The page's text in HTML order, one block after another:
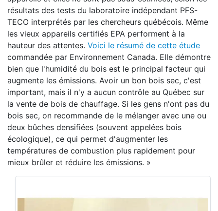
résultats des tests du laboratoire indépendant PFS-
TECO interprétés par les chercheurs québécois. Même
les vieux appareils certifiés EPA performent à la
hauteur des attentes. Voici le résumé de cette étude
commandée par Environnement Canada. Elle démontre
bien que l'humidité du bois est le principal facteur qui
augmente les émissions. Avoir un bon bois sec, c'est
important, mais il n'y a aucun contrôle au Québec sur
la vente de bois de chauffage. Si les gens n'ont pas du
bois sec, on recommande de le mélanger avec une ou
deux bûches densifiées (souvent appelées bois
écologique), ce qui permet d'augmenter les
températures de combustion plus rapidement pour
mieux brûler et réduire les émissions. »